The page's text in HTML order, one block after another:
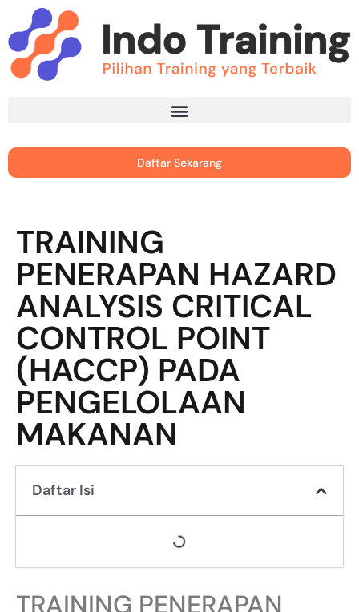
Daftar Sekarang
TRAINING
PENERAPAN HAZARD
ANALYSIS CRITICAL
CONTROL POINT
(HACCP) PADA
PENGELOLAAN
MAKANAN
Daftar Isi
TRAINING PENERAPAN